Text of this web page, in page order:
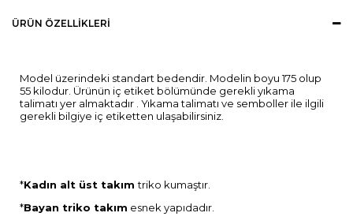
ÜRÜN ÖZELLIKLERI
Model üzerindeki standart bedendir. Modelin boyu 175 olup
55 kilodur. Ürünün iç etiket bölümünde gerekli yıkama
talimatı yer almaktadır . Yıkama talimatı ve semboller ile ilgili
gerekli bilgiye iç etiketten ulaşabilirsiniz.
*Kadın alt üst takımtriko kumaştır.
*Bayan triko takım esnek yapıdadır.